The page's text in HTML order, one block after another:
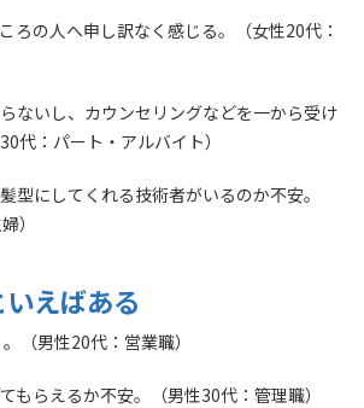
ろの人へ申し訳なく感じる。（女性20代：
ないし、カウンセリングなどを一から受け
代：パート・アルバイト）
型にしてくれる技術者がいるのか不安。
）
えばある
（男性20代：営業職）
もらえるか不安。（男性30代：管理職）